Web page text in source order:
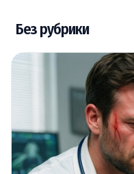
Без рубрики